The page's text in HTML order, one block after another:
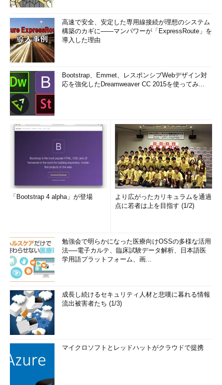
高速で安全、安定した専用線接続が理想のシステム
構築のカギに――マンパワーが「ExpressRoute」を
導入した理由
Bootstrap、Emmet、レスポンシブWebデザイン対
応を強化したDreamweaver CC 2015を使ってみ...
「Bootstrap 4 alpha」が登場
より広がったカリキュラムを通過
点に若者は上を目指す (1/2)
勉強会で明らかになった医療向けOSSの多様な活用
法──電子カルテ、臨床試験データ解析、日本語医
学用語プラットフォーム、画...
成長し続けるセキュリティ人材と悲嘆に暮れる情報
流出被害者たち (1/3)
マイクロソフトとレッドハットがクラウドで提携